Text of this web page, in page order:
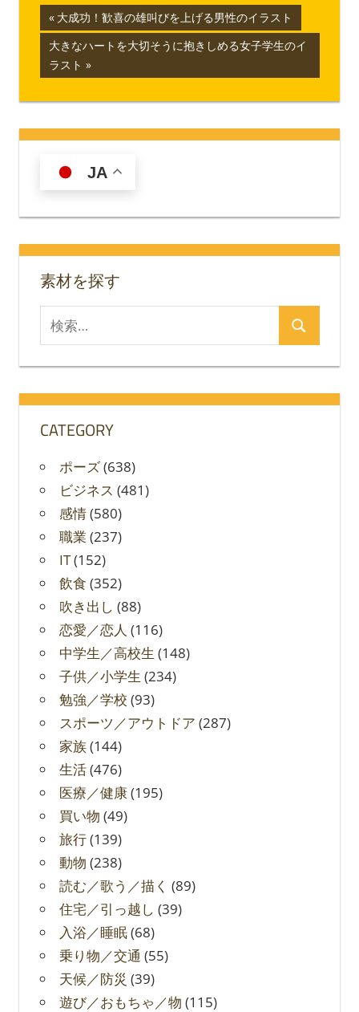
投
稿
ナ
ビ
ゲ
ー
ョ
ン
前
の
記
事:
大成功！歓喜の雄叫びを上げる男性のイラスト
次
の
事:
大きなハートを大切そうに抱きしめる女子学生のイ
ラスト
JA
素材を探す
索
対
検
CATEGORY
ポーズ(638)
ビジネス (481)
感情(580)
職業 (237)
IT(152)
飲食 (352)
吹き出し (88)
恋愛／恋人 (116)
中学生／高校生 (148)
子供／小学生 (234)
勉強／学校 (93)
スポーツ／アウトドア (287)
家族(144)
生活(476)
医療／健康(195)
買い物 (49)
旅行(139)
動物 (238)
読む／歌う／描く (89)
住宅／引っ越し (39)
入浴／睡眠(68)
乗り物／交通 (55)
天候／防災 (39)
遊び／おもちゃ／物 (115)